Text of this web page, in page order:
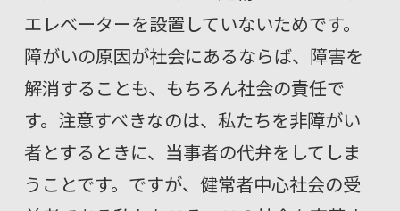
エレベーターを設置していないためです。
障がいの原因が社会にあるならば、障害を
解消することも、もちろん社会の責任で
す。注意すべきなのは、私たちを非障がい
者とするときに、当事者の代弁をしてしま
うことです。ですが、健常者中心社会の受